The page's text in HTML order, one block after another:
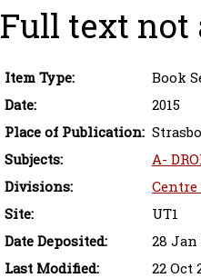
Full text
Item Type:
Book
Date:
2015
Place of Publication:
Subjects:
A-
Divisions:
Site:
UT1
Date Deposited:
28 Jan
Last Modified:
22 Oct